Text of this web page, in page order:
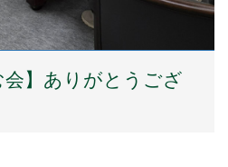
会】ありがとうござ